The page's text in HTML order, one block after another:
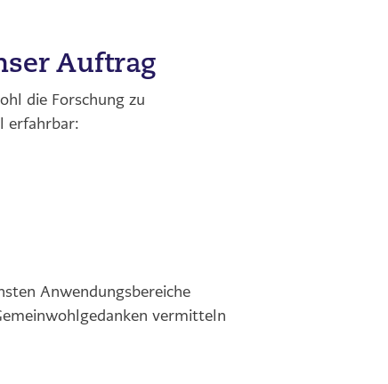
Auftrag
die Forschung zu
erfahrbar:
Anwendungsbereiche
vermitteln